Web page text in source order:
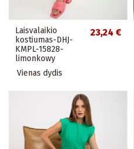
Laisvalaikio
kostiumas-DHJ-
KMPL-15828-
limonkowy
23,24 €
Vienas dydis